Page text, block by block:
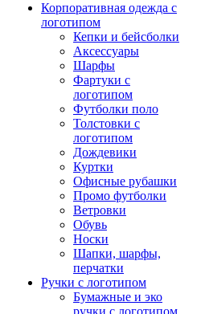
Корпоративная одежда с
логотипом
Кепки и бейсболки
Аксессуары
Шарфы
Фартуки с
логотипом
Футболки поло
Толстовки с
логотипом
Дождевики
Куртки
Офисные рубашки
Промо футболки
Ветровки
Обувь
Носки
Шапки, шарфы,
перчатки
Ручки с логотипом
Бумажные и эко
ручки с логотипом